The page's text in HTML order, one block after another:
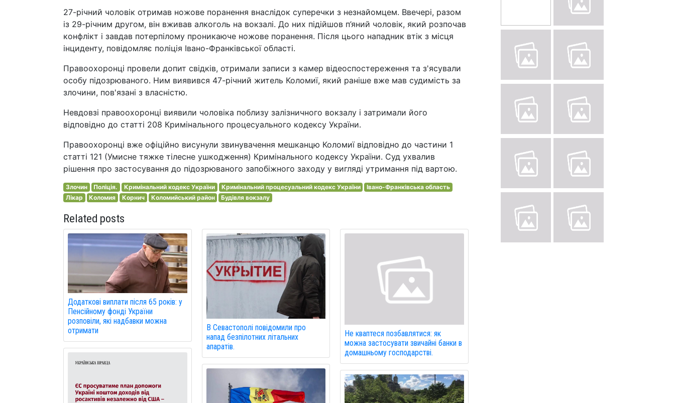
27-річний чоловік отримав ножове поранення внаслідок суперечки з незнайомцем. Ввечері, разом
із 29-річним другом, він вживав алкоголь на вокзалі. До них підійшов п’яний чоловік, який розпочав
конфлікт і завдав потерпілому проникаюче ножове поранення. Після цього нападник втік з місця
інциденту, повідомляє поліція Івано-Франківської області.
Правоохоронці провели допит свідків, отримали записи з камер відеоспостереження та з'ясували
особу підозрюваного. Ним виявився 47-річний житель Коломиї, який раніше вже мав судимість за
злочини, пов'язані з власністю.
Невдовзі правоохоронці виявили чоловіка поблизу залізничного вокзалу і затримали його
відповідно до статті 208 Кримінального процесуального кодексу України.
Правоохоронці вже офіційно висунули звинувачення мешканцю Коломиї відповідно до частини 1
статті 121 (Умисне тяжке тілесне ушкодження) Кримінального кодексу України. Суд ухвалив
рішення про застосування до підозрюваного запобіжного заходу у вигляді утримання під вартою.
Злочин Поліція. Кримінальний кодекс України Кримінальний процесуальний кодекс України
Івано-Франківська область
Лікар
Коломия Корнич Коломийський район Будівля вокзалу
Related posts
Додаткові виплати після 65 років: у
Пенсійному фонді України
розповіли, які надбавки можна
отримати
В Севастополі повідомили про
напад безпілотних літальних
апаратів.
Не кваптеся позбавлятися: як
можна застосувати звичайні банки в
домашньому господарстві.